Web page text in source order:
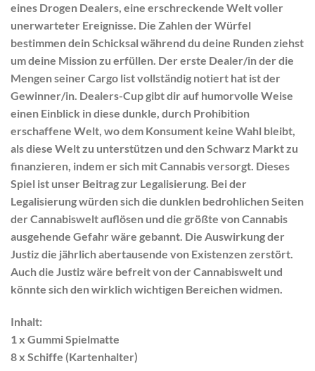
eines Drogen Dealers, eine erschreckende Welt voller
unerwarteter Ereignisse. Die Zahlen der Würfel
bestimmen dein Schicksal während du deine Runden ziehst
um deine Mission zu erfüllen. Der erste Dealer/in der die
Mengen seiner Cargo list vollständig notiert hat ist der
Gewinner/in. Dealers-Cup gibt dir auf humorvolle Weise
einen Einblick in diese dunkle, durch Prohibition
erschaffene Welt, wo dem Konsument keine Wahl bleibt,
als diese Welt zu unterstützen und den Schwarz Markt zu
finanzieren, indem er sich mit Cannabis versorgt. Dieses
Spiel ist unser Beitrag zur Legalisierung. Bei der
Legalisierung würden sich die dunklen bedrohlichen Seiten
der Cannabiswelt auflösen und die größte von Cannabis
ausgehende Gefahr wäre gebannt. Die Auswirkung der
Justiz die jährlich abertausende von Existenzen zerstört.
Auch die Justiz wäre befreit von der Cannabiswelt und
könnte sich den wirklich wichtigen Bereichen widmen.
Inhalt:
1 x Gummi Spielmatte
8 x Schiffe (Kartenhalter)